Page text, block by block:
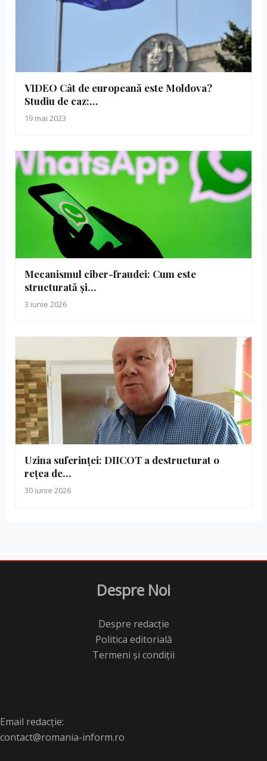
VIDEO Cât de europeană este Moldova?
Studiu de caz:…
19 mai 2023
Mecanismul ciber-fraudei: Cum este
structurată și…
3 iunie 2026
Uzina suferinței: DIICOT a destructurat o
rețea de…
30 iunie 2026
Despre Noi
Despre redacție
Politica editorială
Termeni și condiții
Email redacție:
contact@romania-inform.ro